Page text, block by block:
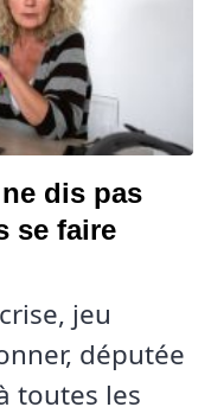
dis pas
se faire
jeu
députée
toutes les